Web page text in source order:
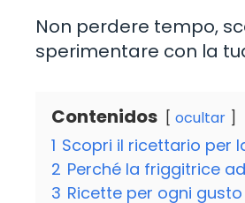
Non perdere tempo,
sperimentare con la
Contenidos ocultar
1 Scopri il ricettario per
2 Perché la friggitrice
3 Ricette per ogni